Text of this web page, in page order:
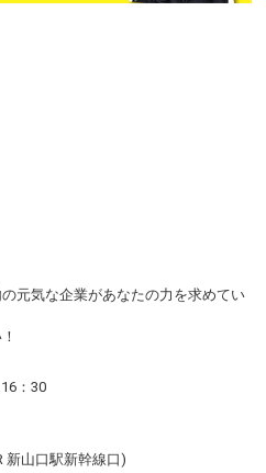
元気な企業があなたの力を求めてい
：30
新山口駅新幹線口)